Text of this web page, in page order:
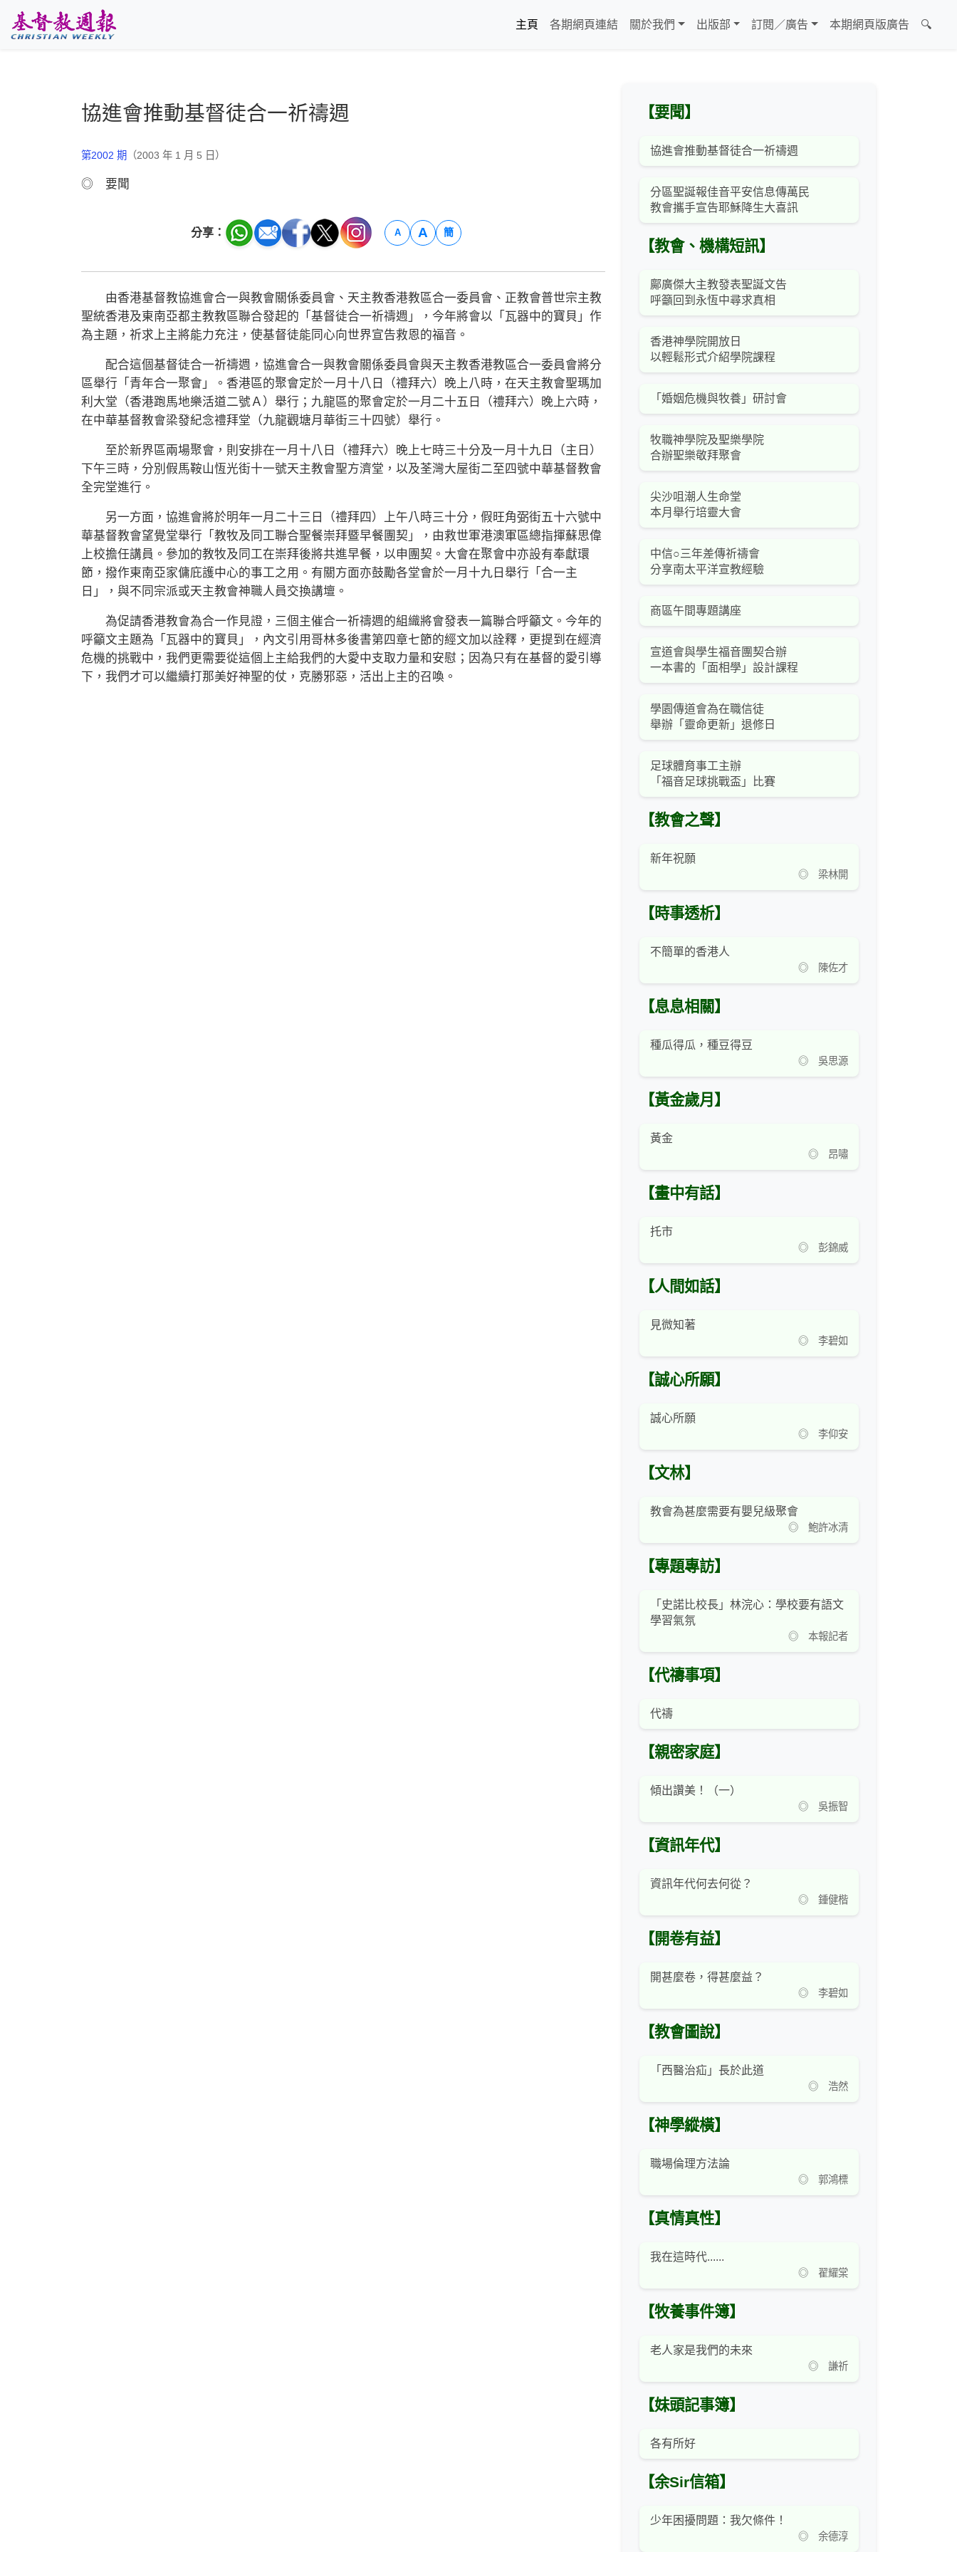
主頁
各期網頁連結 關於我們 出版部 訂閱／廣告 本期網頁版廣告 🔍
協進會推動基督徒合一祈禱週
第2002 期 （2003 年 1 月 5 日）
◎ 要聞
分享： A A 簡
由香港基督教協進會合一與教會關係委員會、天主教香港教區合一委員會、正教會普世宗主教
聖統香港及東南亞都主教教區聯合發起的「基督徒合一祈禱週」，今年將會以「瓦器中的寶貝」作
為主題，祈求上主將能力充注，使基督徒能同心向世界宣告救恩的福音。
配合這個基督徒合一祈禱週，協進會合一與教會關係委員會與天主教香港教區合一委員會將分
區舉行「青年合一聚會」。香港區的聚會定於一月十八日（禮拜六）晚上八時，在天主教會聖瑪加
利大堂（香港跑馬地樂活道二號Ａ）舉行；九龍區的聚會定於一月二十五日（禮拜六）晚上六時，
在中華基督教會梁發紀念禮拜堂（九龍觀塘月華街三十四號）舉行。
至於新界區兩場聚會，則安排在一月十八日（禮拜六）晚上七時三十分及一月十九日（主日）
下午三時，分別假馬鞍山恆光街十一號天主教會聖方濟堂，以及荃灣大屋街二至四號中華基督教會
全完堂進行。
另一方面，協進會將於明年一月二十三日（禮拜四）上午八時三十分，假旺角弼街五十六號中
華基督教會望覺堂舉行「教牧及同工聯合聖餐崇拜暨早餐團契」，由救世軍港澳軍區總指揮蘇思偉
上校擔任講員。參加的教牧及同工在崇拜後將共進早餐，以申團契。大會在聚會中亦設有奉獻環
節，撥作東南亞家傭庇護中心的事工之用。有關方面亦鼓勵各堂會於一月十九日舉行「合一主
日」，與不同宗派或天主教會神職人員交換講壇。
為促請香港教會為合一作見證，三個主催合一祈禱週的組織將會發表一篇聯合呼籲文。今年的
呼籲文主題為「瓦器中的寶貝」，內文引用哥林多後書第四章七節的經文加以詮釋，更提到在經濟
危機的挑戰中，我們更需要從這個上主給我們的大愛中支取力量和安慰；因為只有在基督的愛引導
下，我們才可以繼續打那美好神聖的仗，克勝邪惡，活出上主的召喚。
【要聞】
協進會推動基督徒合一祈禱週
分區聖誕報佳音平安信息傳萬民
教會攜手宣告耶穌降生大喜訊
【教會、機構短訊】
鄺廣傑大主教發表聖誕文告
呼籲回到永恆中尋求真相
香港神學院開放日
以輕鬆形式介紹學院課程
「婚姻危機與牧養」研討會
牧職神學院及聖樂學院
合辦聖樂敬拜聚會
尖沙咀潮人生命堂
本月舉行培靈大會
中信○三年差傳祈禱會
分享南太平洋宣教經驗
商區午間專題講座
宣道會與學生福音團契合辦
一本書的「面相學」設計課程
學園傳道會為在職信徒
舉辦「靈命更新」退修日
足球體育事工主辦
「福音足球挑戰盃」比賽
【教會之聲】
新年祝願
◎ 梁林開
【時事透析】
不簡單的香港人
◎ 陳佐才
【息息相關】
種瓜得瓜，種豆得豆
◎ 吳思源
【黃金歲月】
黃金
◎ 昂嘯
【畫中有話】
托市
◎ 彭錦威
【人間如話】
見微知著
◎ 李碧如
【誠心所願】
誠心所願
◎ 李仰安
【文林】
教會為甚麼需要有嬰兒級聚會
◎ 鮑許冰清
【專題專訪】
「史諾比校長」林浣心：學校要有語文
學習氣氛
◎ 本報記者
【代禱事項】
代禱
【親密家庭】
傾出讚美！（一）
◎ 吳振智
【資訊年代】
資訊年代何去何從？
◎ 鍾健楷
【開卷有益】
開甚麼卷，得甚麼益？
◎ 李碧如
【教會圖說】
「西醫治疝」長於此道
◎ 浩然
【神學縱橫】
職場倫理方法論
◎ 郭鴻標
【真情真性】
我在這時代......
◎ 翟耀棠
【牧養事件簿】
老人家是我們的未來
◎ 謙祈
【妹頭記事簿】
各有所好
【余Sir信箱】
少年困擾問題：我欠條件！
◎ 余德淳